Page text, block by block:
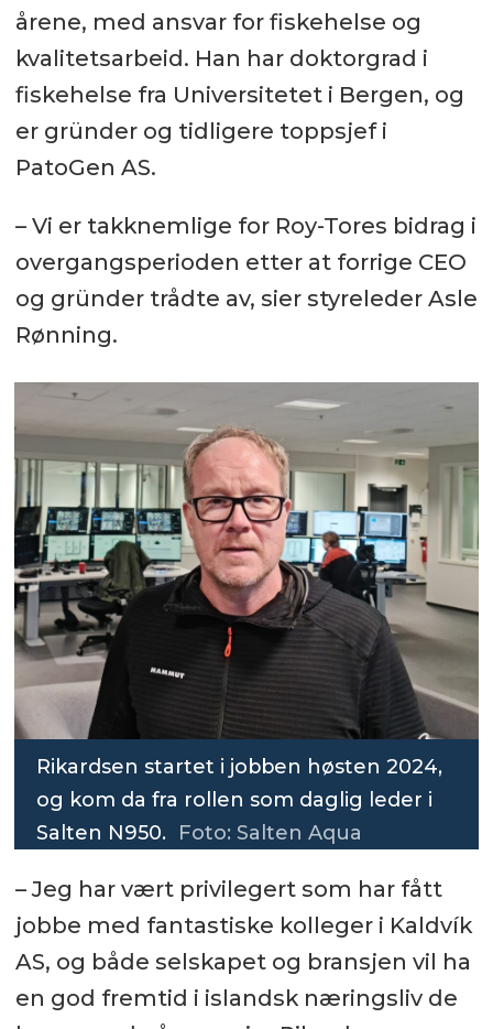
årene, med ansvar for fiskehelse og
kvalitetsarbeid. Han har doktorgrad i
fiskehelse fra Universitetet i Bergen, og
er gründer og tidligere toppsjef i
PatoGen AS.
– Vi er takknemlige for Roy-Tores bidrag i
overgangsperioden etter at forrige CEO
og gründer trådte av, sier styreleder Asle
Rønning.
Rikardsen startet i jobben høsten 2024,
og kom da fra rollen som daglig leder i
Salten N950. Foto: Salten Aqua
– Jeg har vært privilegert som har fått
jobbe med fantastiske kolleger i Kaldvík
AS, og både selskapet og bransjen vil ha
en god fremtid i islandsk næringsliv de